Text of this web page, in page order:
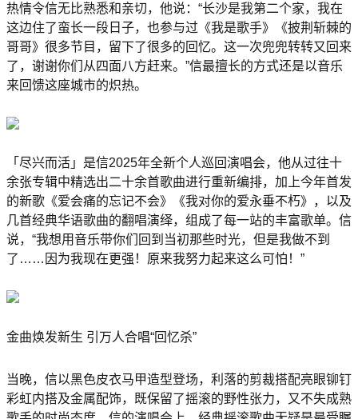
热情令信无比熟悉和亲切，他说：“长沙是我第二个家，我在
这边住了蛮长一段日子，也参与过《我是歌手》《披荆斩棘的
哥哥》很多节目，留下了很多的回忆。这一次兜兜转转又回来
了，谢谢你们从四面八方赶来。”信最擅长的方式还是以音乐
来回馈这座城市的炽热。
「尽兴而活」是信2025年全新个人巡回演唱会，他从过往十
余张专辑中精选出二十余首歌曲进行重新编排，加上今年首发
的新歌《爱会痛的忘记不会》《我对你的爱永垂不朽》，以及
几首经典华语歌曲的翻唱演绎，组成了每一站的丰富歌单。信
说，“我想用音乐带你们回到当初那些时光，但是我做不到
了……因为我现在更强！原来我努力起来这么可怕！”
金曲焕发新生 引万人合唱“回忆杀”
当晚，信以黑色皮衣马甲造型登场，利落的剪裁搭配亮眼铆钉
彩虹内搭及金属配饰，既保留了摇滚的野性张力，又不失成熟